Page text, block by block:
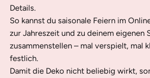
Details.
So kannst du saisonale Feiern im
zur Jahreszeit und zu deinem eigenen
zusammenstellen – mal verspielt, mal
festlich.
Damit die Deko nicht beliebig wirkt,